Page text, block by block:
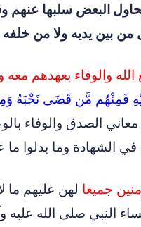
البعض سلبها عنهم
من بين يديه ولا من
والوفاء بعهدهم معه
فَمِنْهُم مَّن قَضَى نَحْبَهُ
الصدق والوفاء
الشهادة وما بدلوا ما
جميعا لهن عليهم ما
النبي صلى الله